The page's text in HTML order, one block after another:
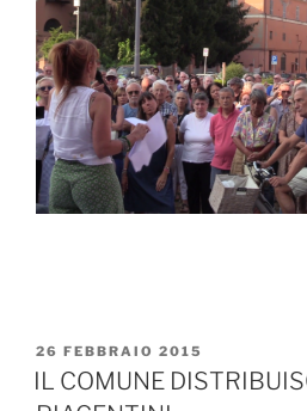
PUBBLICATO
IL
26 FEBBRAIO 2015
IL COMUNE